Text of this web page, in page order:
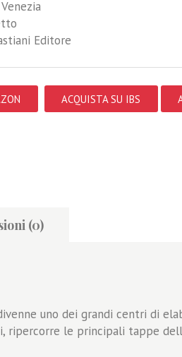
Editore
ACQUISTA SU IBS
(0)
uno dei grandi centri di
le principali tappe